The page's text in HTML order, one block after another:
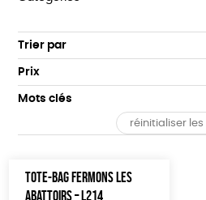
MARCHE POUR LA FERMETURE DES
OUTILS MILITANTS
TRACTS
CARTES
Trier par
Par défaut
Popularité
Prix : du - cher au + cher
Prix
Tous
50 € - 100 €
150 € - 200 €
Plus de 200€
Mots clés
OEKO-Tex, PETA
réinitialiser les
TOTE-BAG FERMONS LES
ABATTOIRS – L214